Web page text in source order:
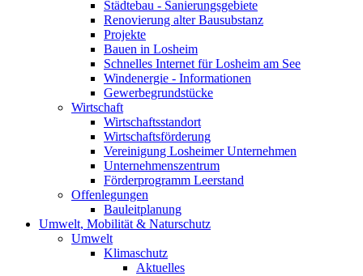
Städtebau - Sanierungsgebiete
Renovierung alter Bausubstanz
Projekte
Bauen in Losheim
Schnelles Internet für Losheim am See
Windenergie - Informationen
Gewerbegrundstücke
Wirtschaft
Wirtschaftsstandort
Wirtschaftsförderung
Vereinigung Losheimer Unternehmen
Unternehmenszentrum
Förderprogramm Leerstand
Offenlegungen
Bauleitplanung
Umwelt, Mobilität & Naturschutz
Umwelt
Klimaschutz
Aktuelles